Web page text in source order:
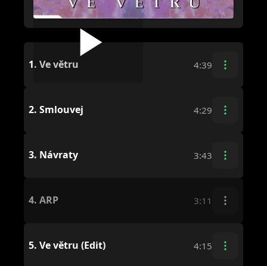
1. Ve větru 4:39
2. Smlouvej 4:29
3. Návraty 3:43
4. ARP 3:11
5. Ve větru (Edit) 4:15